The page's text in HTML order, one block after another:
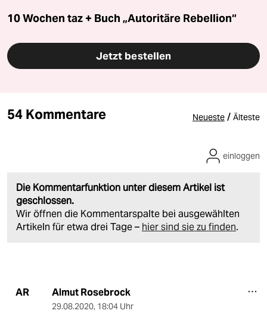
10 Wochen taz + Buch „Autoritäre Rebellion“
Jetzt bestellen
54 Kommentare Neueste / Älteste
Die Kommentarfunktion unter diesem Artikel ist
geschlossen.
Wir öffnen die Kommentarspalte bei ausgewählten
Artikeln für etwa drei Tage – hier sind sie zu finden.
einloggen
AR Almut Rosebrock
29.08.2020, 18:04 Uhr